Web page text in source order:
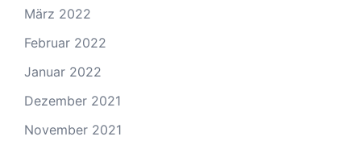
März 2022
Februar 2022
Januar 2022
Dezember 2021
November 2021